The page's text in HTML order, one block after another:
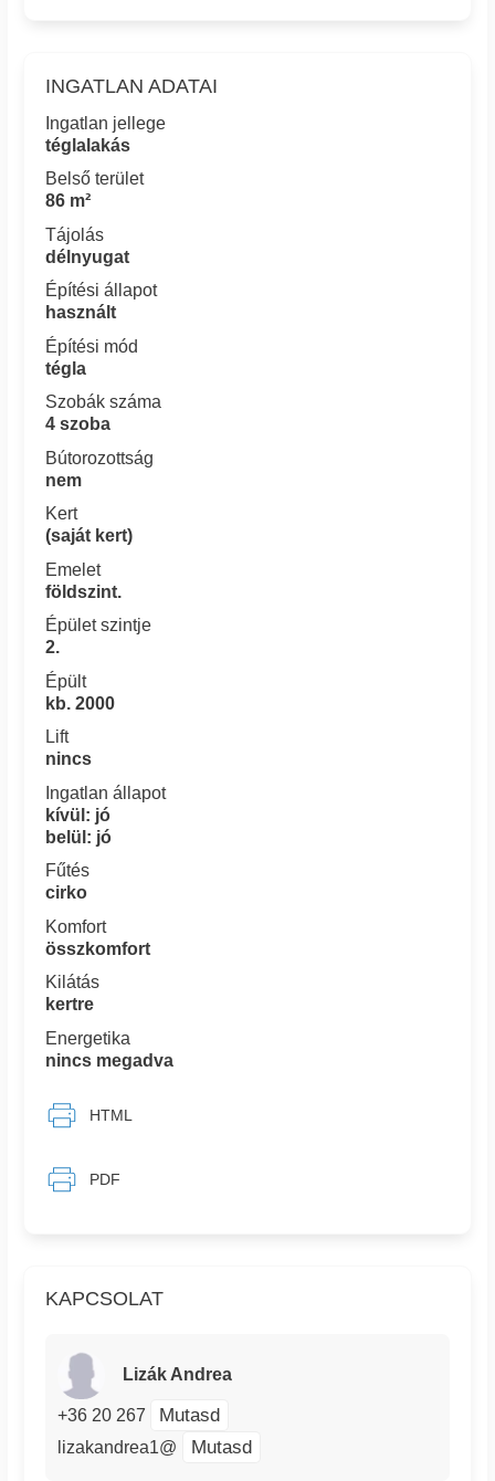
KAPCSOLAT
Lizák Andrea
+36 20 267 Mutasd
lizakandrea1@ Mutasd
INGATLAN ADATAI
Ingatlan jellege
téglalakás
Belső terület
86 m²
Tájolás
délnyugat
Építési állapot
használt
Építési mód
tégla
Szobák száma
4 szoba
Bútorozottság
nem
Kert
(saját kert)
Emelet
földszint.
Épület szintje
2.
Épült
kb. 2000
Lift
nincs
Ingatlan állapot
kívül: jó
belül: jó
Fűtés
cirko
Komfort
összkomfort
Kilátás
kertre
Energetika
nincs megadva
HTML
PDF